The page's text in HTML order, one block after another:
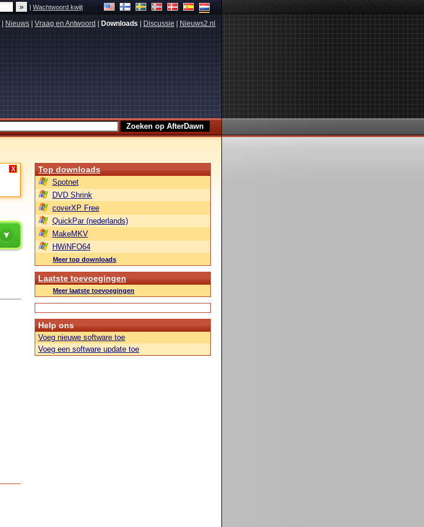
|Wachtwoord kwijt
Nieuws Vraag en Antwoord Downloads Discussie Nieuws2.nl
X Top downloads
Spotnet
DVD Shrink
coverXP Free
QuickPar (nederlands)
MakeMKV
HWiNFO64
Meer top downloads
Laatste toevoegingen
Meer laatste toevoegingen
Help ons
Voeg nieuwe software toe
Voeg een software update toe